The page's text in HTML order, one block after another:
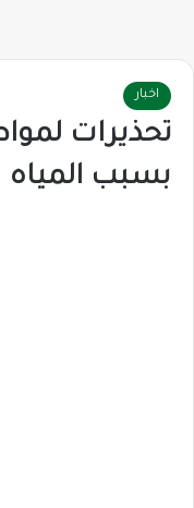
اخبار
تحذيرات
بسبب المياه